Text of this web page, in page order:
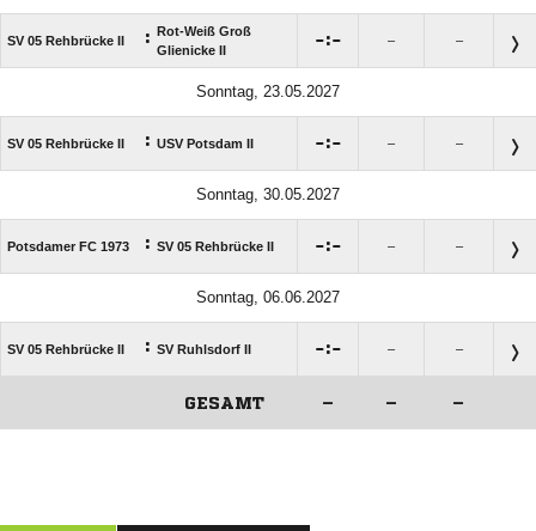
SV 05 Rehbrücke II :
Rot-Weiß Groß
Glienicke II
: – –
Sonntag, 23.05.2027
SV 05 Rehbrücke II : USV Potsdam II : – –
Sonntag, 30.05.2027
Potsdamer FC 1973 : SV 05 Rehbrücke II : – –
Sonntag, 06.06.2027
SV 05 Rehbrücke II : SV Ruhlsdorf II : – –
GESAMT – – –